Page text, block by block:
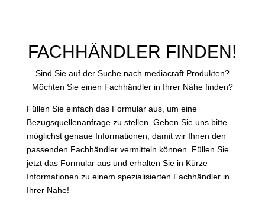
FACHHÄNDLER FINDEN!
Sind Sie auf der Suche nach mediacraft Produkten?
Möchten Sie einen Fachhändler in Ihrer Nähe finden?
Füllen Sie einfach das Formular aus, um eine
Bezugsquellenanfrage zu stellen. Geben Sie uns bitte
möglichst genaue Informationen, damit wir Ihnen den
passenden Fachhändler vermitteln können. Füllen Sie
jetzt das Formular aus und erhalten Sie in Kürze
Informationen zu einem spezialisierten Fachhändler in
Ihrer Nähe!